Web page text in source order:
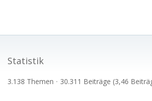
Statistik
3.138 Themen 30.311 Beiträge (3,46